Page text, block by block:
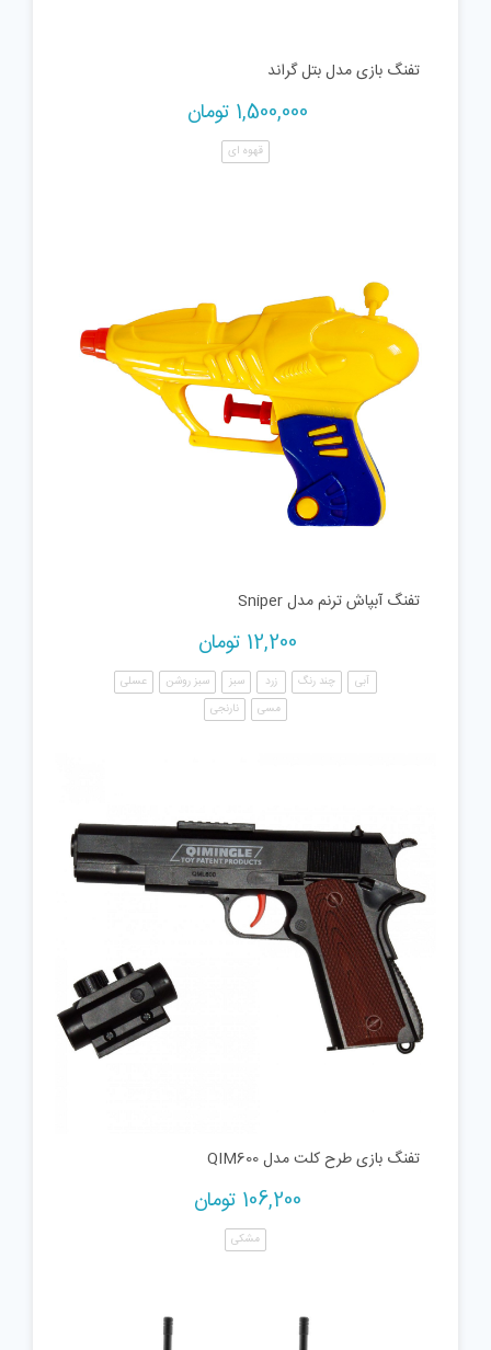
تفنگ بازی مدل بتل گراند
1,500,000 تومان
قهوه ای
تفنگ آبپاش ترنم مدل Sniper
12,200 تومان
آبی چند رنگ زرد سبز سبز روشن
عسلی
مسی
نارنجی
تفنگ بازی طرح کلت مدل QIM600
106,200 تومان
مشکی